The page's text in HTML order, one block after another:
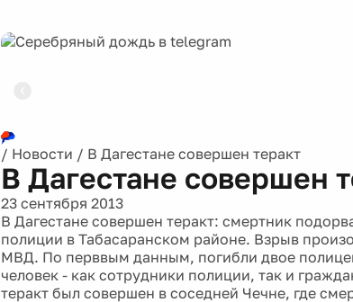
/ Новости / В Дагестане совершен теракт
В Дагестане совершен
23 сентября 2013
В Дагестане совершен теракт: смертник
полиции в Табасаранском районе. Взрыв
МВД. По перввым данным, погибли двое
человек - как сотрудники полиции, так и
теракт был совершен в соседней Чечне, где